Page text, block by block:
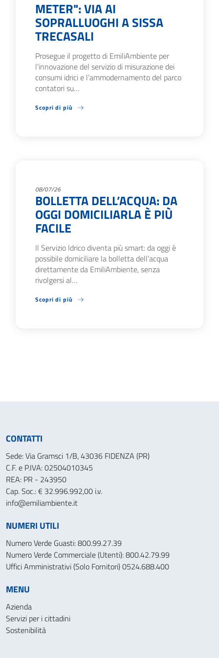
METER": VIA AI
SOPRALLUOGHI A SISSA
TRECASALI
Prosegue il progetto di EmiliAmbiente per
l’innovazione del servizio di misurazione dei
consumi idrici e l’ammodernamento del parco
contatori su…
Scopri di più
08/07/26
BOLLETTA DELL’ACQUA: DA
OGGI DOMICILIARLA È PIÙ
FACILE
Il Servizio Idrico diventa più smart: da oggi è
possibile domiciliare la bolletta dell’acqua
direttamente da EmiliAmbiente, senza
rivolgersi al…
Scopri di più
CONTATTI
Sede: Via Gramsci 1/B, 43036 FIDENZA (PR)
C.F. e P.IVA: 02504010345
REA: PR - 243950
Cap. Soc.: € 32.996.992,00 i.v.
info@emiliambiente.it
NUMERI UTILI
Numero Verde Guasti: 800.99.27.39
Numero Verde Commerciale (Utenti): 800.42.79.99
Uffici Amministrativi (Solo Fornitori) 0524.688.400
MENU
Azienda
Servizi per i cittadini
Sostenibilità